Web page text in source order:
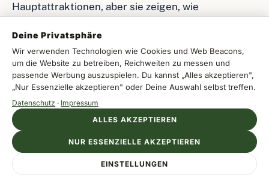
Hauptattraktionen, aber sie zeigen, wie
solche Details machen den Ort greifbar, wenn du
das Thema Hinter den Kulissen magst.
Frage: Museen zuerst oder Peterskirche
zuerst?
MUSEEN ZUERST
Du gehst mit mehr
PETERSKIRCHE
FÜR SICH
Du steigst direkt
Anzeige
ATTITUDE HOSPITALITY MANAGEMENT LTD
Hospitality-Expertise auf Topniveau
Deine Privatsphäre
Wir verwenden Technologien wie Cookies und Web Beacons,
um die Website zu betreiben, Reichweiten zu messen und
passende Werbung auszuspielen. Du kannst „Alles akzeptieren",
„Nur Essenzielle akzeptieren" oder Deine Auswahl selbst treffen.
Datenschutz · Impressum
EINSTELLUNGEN
NUR ESSENZIELLE AKZEPTIEREN
ALLES AKZEPTIEREN